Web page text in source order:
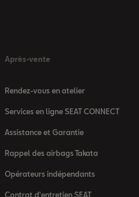
Après-vente
Rendez-vous en atelier
Services en ligne SEAT CONNECT
Assistance et Garantie
Rappel des airbags Takata
Opérateurs indépendants
Contrat d'entretien SEAT